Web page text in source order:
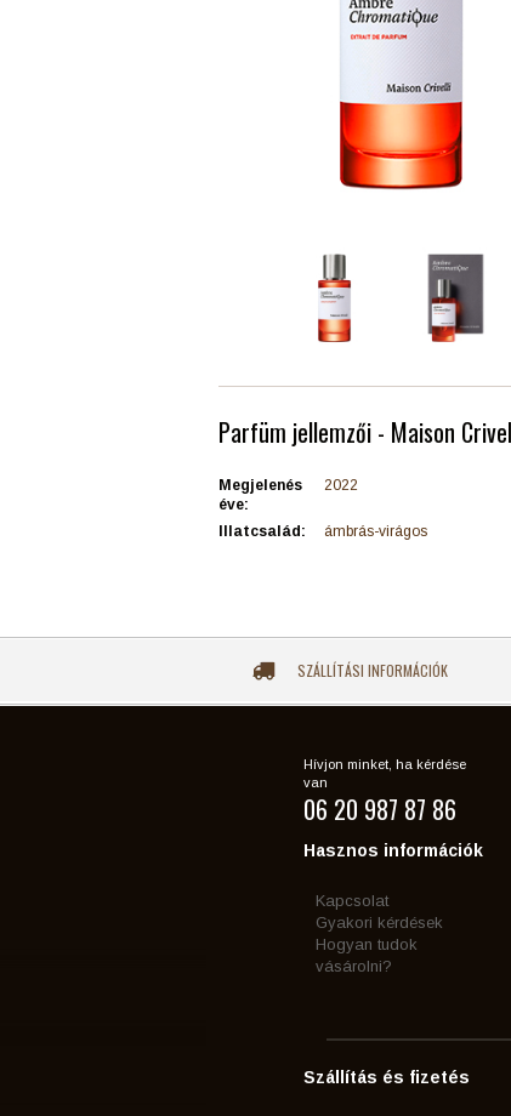
Parfüm jellemzői - Maison
Megjelenés
éve:
2022
Illatcsalád: ámbrás-virágos
SZÁLLÍTÁSI INFORMÁCIÓK
Hívjon minket, ha kérdése
van
06 20 987 87 86
Hasznos információk
Kapcsolat
Gyakori kérdések
Hogyan tudok
vásárolni?
Szállítás és fizetés